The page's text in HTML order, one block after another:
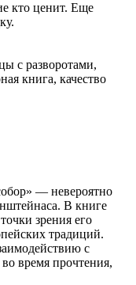
кто ценит. Еще
с разворотами,
книга, качество
— невероятно
В книге
зрения его
традиций.
с
время прочтения,